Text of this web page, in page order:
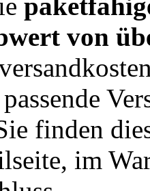
von
finden
im